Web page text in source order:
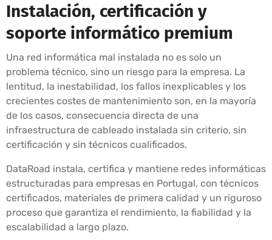
Instalación, certificación y
soporte informático premium
Una red informática mal instalada no es solo un
problema técnico, sino un riesgo para la empresa. La
lentitud, la inestabilidad, los fallos inexplicables y los
crecientes costes de mantenimiento son, en la mayoría
de los casos, consecuencia directa de una
infraestructura de cableado instalada sin criterio, sin
certificación y sin técnicos cualificados.
DataRoad instala, certifica y mantiene redes informáticas
estructuradas para empresas en Portugal, con técnicos
certificados, materiales de primera calidad y un riguroso
proceso que garantiza el rendimiento, la fiabilidad y la
escalabilidad a largo plazo.